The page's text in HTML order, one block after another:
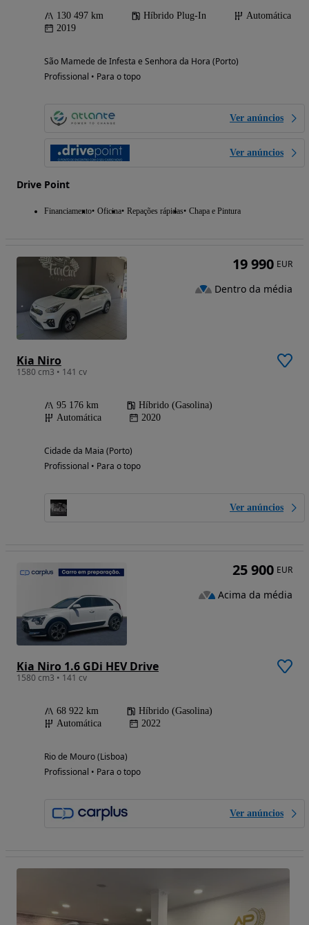
130 497 km Híbrido Plug-In
Automática
2019
São Mamede de Infesta e Senhora da Hora (Porto)
Profissional • Para o topo
Ver anúncios
Ver anúncios
Drive Point
Financiamento Oficina Repações rápidas Chapa e Pintura
Kia Niro
1580 cm3 • 141 cv
95 176 km
Híbrido (Gasolina)
Automática
2020
Cidade da Maia (Porto)
Profissional • Para o topo
Ver anúncios
19 990 EUR
Dentro da média
Kia Niro 1.6 GDi HEV Drive
1580 cm3 • 141 cv
68 922 km
Híbrido (Gasolina)
Automática
2022
Rio de Mouro (Lisboa)
Profissional • Para o topo
Ver anúncios
25 900 EUR
Acima da média